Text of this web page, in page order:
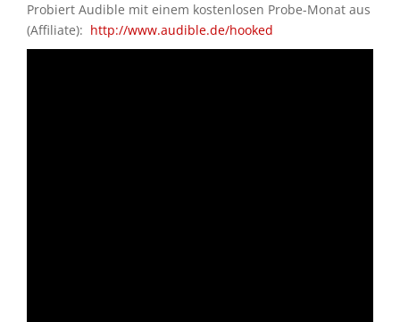
Probiert Audible mit einem kostenlosen Probe-Monat aus
(Affiliate): http://www.audible.de/hooked